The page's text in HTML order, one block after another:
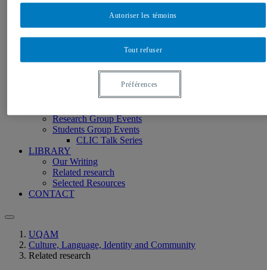
Student Creations
Research projects
Collaborative Online International Learning
Collaborative Online International Learning
2022-23
Research Group Events
Students Group Events
CLIC Talk Series
LIBRARY
Our Writing
Related research
Selected Resources
CONTACT
UQAM
Culture, Language, Identity and Community
Related research
Tout refuser
Autoriser les témoins
Préférences